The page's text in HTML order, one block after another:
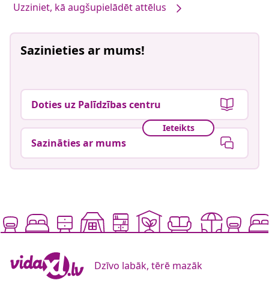
Uzziniet, kā augšupielādēt attēlus
Sazinieties ar mums!
Doties uz Palīdzības centru
Ieteikts
Sazināties ar mums
Dzīvo labāk, tērē mazāk